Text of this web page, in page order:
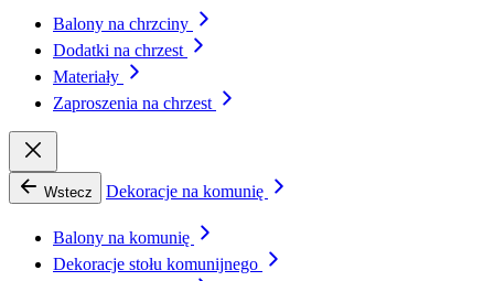
Balony na chrzciny
Dodatki na chrzest
Materiały
Zaproszenia na chrzest
Wstecz Dekoracje na komunię
Balony na komunię
Dekoracje stołu komunijnego